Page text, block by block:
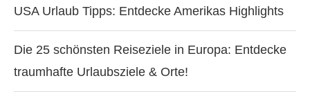
USA Urlaub Tipps: Entdecke Amerikas Highlights
Die 25 schönsten Reiseziele in Europa: Entdecke
traumhafte Urlaubsziele & Orte!